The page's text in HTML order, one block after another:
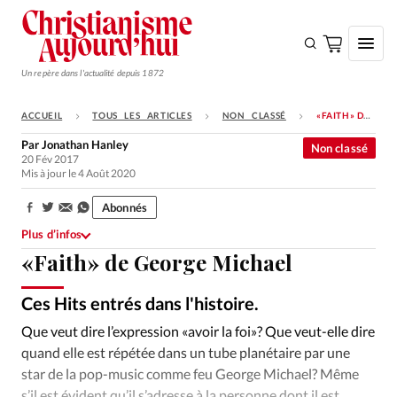
Un repère dans l'actualité depuis 1872
S'ABONNER
Monde
Opinions
Tous les articles
Faire un don
Emploi
Se connecter
ACCUEIL TOUS LES ARTICLES NON CLASSÉ «FAITH» DE GEORGE MICHAEL
«Faith» de George Michael
Ces Hits entrés dans l'histoire.
Non classé
ParJonathan Hanley
20 Fév 2017
Mis à jour le 4 Août 2020
Partager:
Abonnés
Plus d’infos
Que veut dire l’expression «avoir la foi»? Que veut-elle dire
quand elle est répétée dans un tube planétaire par une
star de la pop-music comme feu George Michael? Même